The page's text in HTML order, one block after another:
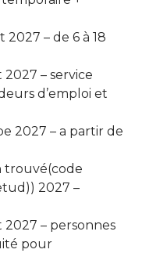
– de 6 à 18
– service
d’emploi et
2027 – a partir de
trouvé(code
2027 –
– personnes
pour